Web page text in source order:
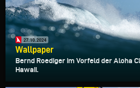
27.10.2024
Wallpaper
Bernd Roediger im Vorfeld der Aloha
Hawaii.